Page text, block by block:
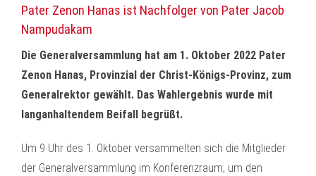
Pater Zenon Hanas ist Nachfolger von Pater Jacob
Nampudakam
Die Generalversammlung hat am 1. Oktober 2022 Pater
Zenon Hanas, Provinzial der Christ-Königs-Provinz, zum
Generalrektor gewählt. Das Wahlergebnis wurde mit
langanhaltendem Beifall begrüßt.
Um 9 Uhr des 1. Oktober versammelten sich die Mitglieder
der Generalversammlung im Konferenzraum, um den